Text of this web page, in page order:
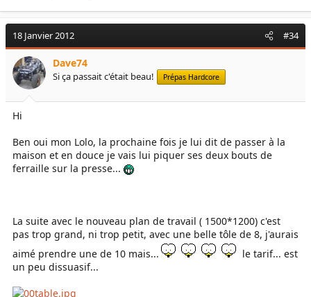
18 Janvier 2012 #34
Dave74
Si ça passait c'était beau! Prépas Hardcore
Hi
Ben oui mon Lolo, la prochaine fois je lui dit de passer à la
maison et en douce je vais lui piquer ses deux bouts de
ferraille sur la presse...
La suite avec le nouveau plan de travail ( 1500*1200) c'est
pas trop grand, ni trop petit, avec une belle tôle de 8, j'aurais
aimé prendre une de 10 mais...
le tarif... est
un peu dissuasif...